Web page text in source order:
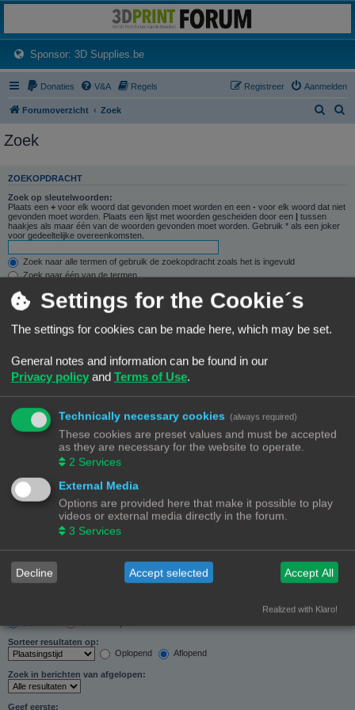
Het 3D print forum van de Benelux na de sluiting van 3dprintforum.nl
Sponsor: 3D Supplies.be(Opens a new tab)
Donaties V&A Regels Aanmelden
Registreer
Forumoverzicht Zoek
Zoek
ZOEKOPDRACHT
Zoek op sleutelwoorden:
Plaats een + voor elk woord dat gevonden moet worden en een - voor elk woord dat niet
gevonden moet worden. Plaats een lijst met woorden gescheiden door een
tussen
haakjes als maar één van de woorden gevonden moet worden. Gebruik * als een joker
voor gedeeltelijke overeenkomsten.
Zoek naar alle termen of gebruik de zoekopdracht zoals het is ingevuld
Zoek naar één van de termen
Zoek naar auteur:
Gebruik * als een joker voor gedeeltelijke overeenkomsten.
Zoeken in forums:
Selecteer het forum of de forums die je wil doorzoeken. Subforums worden automatisch
doorzocht als je “Doorzoek subforums“ hieronder niet uitschakelt.
Doorzoek subforums:
Nee
Alleen berichtonderwerpen en tekst
Alleen tekst
Alleen onderwerptitels
Alleen eerste bericht van onderwerp
Sorteer resultaten op:
Oplopend
Aflopend
Zoek in berichten van afgelopen:
Geef eerste:
Settings for the Cookie´s
The settings for cookies can be made here, which may be set.
General notes and information can be found in our
Privacy policy and Terms of Use.
Technically necessary cookies (always required)
These cookies are preset values and must be accepted
as they are necessary for the website to operate.
2 Services
External Media
Options are provided here that make it possible to play
videos or external media directly in the forum.
3 Services
Decline Accept selected Accept All
Realized with Klaro!